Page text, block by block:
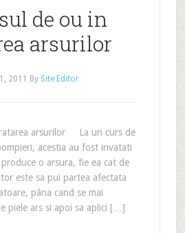
de ou in
arsurilor
2011 By Site Editor
arsurilor La un curs de
acestia au fost invatati
o arsura, fie ea cat de
este sa pui partea afectata
pâna cand se mai
piele ars si apoi sa aplici […]